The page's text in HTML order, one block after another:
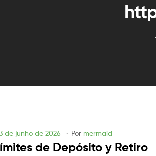
de junho de 2026 Por mermaid
de Depósito y Retiro